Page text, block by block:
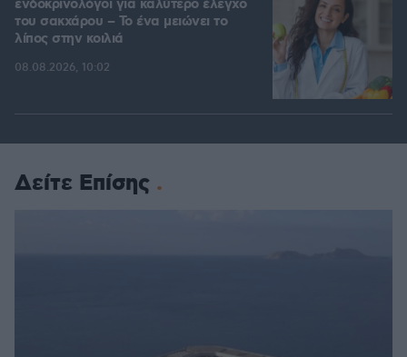
ενδοκρινολόγοι για καλύτερο έλεγχο
του σακχάρου – Το ένα μειώνει το
λίπος στην κοιλιά
08.08.2026, 10:02
Δείτε Επίσης